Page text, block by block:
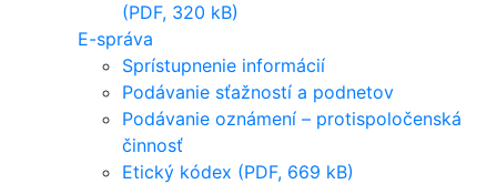
(PDF, 320 kB)
E-správa
Sprístupnenie informácií
Podávanie sťažností a podnetov
Podávanie oznámení – protispoločenská
činnosť
Etický kódex (PDF, 669 kB)